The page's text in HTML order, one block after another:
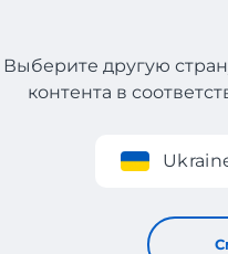
Регистрация
Выберите другую
контента в
Новая коллекция от